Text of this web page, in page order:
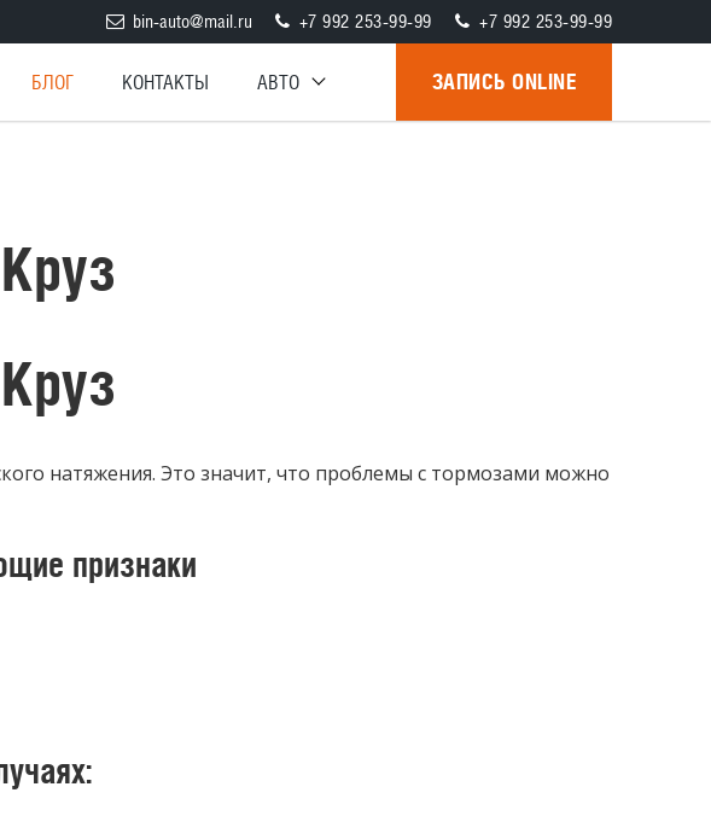
bin-auto@mail.ru +7 992 253-99-99 +7 992 253-99-99
ЗАПИСЬ ONLINE
БЛОГ КОНТАКТЫ АВТО
натяжения. Это значит, что проблемы с тормозами можно
признаки